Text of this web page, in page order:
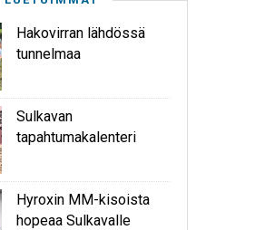
Hakovirran lähdössä
tunnelmaa
Sulkavan
tapahtumakalenteri
Hyroxin MM-kisoista
hopeaa Sulkavalle